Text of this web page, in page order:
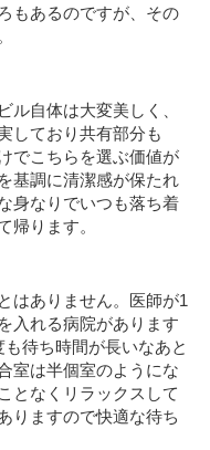
もあるのですが、その
ル自体は大変美しく、
しており共有部分も
でこちらを選ぶ価値が
基調に清潔感が保たれ
身なりでいつも落ち着
帰ります。
はありません。医師が1
入れる病院があります
待ち時間が長いなあと
室は半個室のようにな
となくリラックスして
りますので快適な待ち